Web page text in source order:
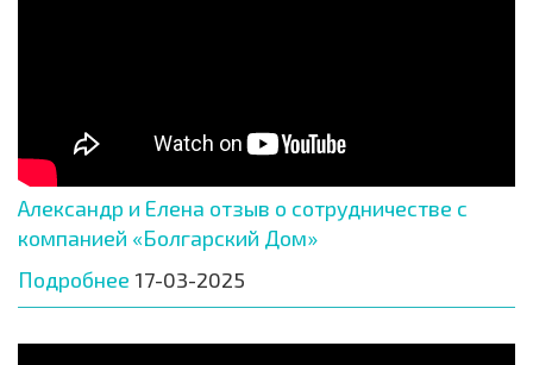
Александр и Елена отзыв о сотрудничестве с
компанией «Болгарский Дом»
Подробнее 17-03-2025